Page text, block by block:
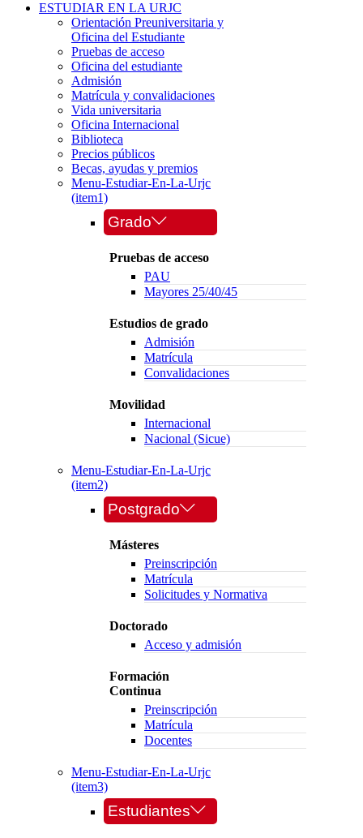
ESTUDIAR EN LA URJC
Orientación Preuniversitaria y
Oficina del Estudiante
Pruebas de acceso
Oficina del estudiante
Admisión
Matrícula y convalidaciones
Vida universitaria
Oficina Internacional
Biblioteca
Precios públicos
Becas, ayudas y premios
Menu-Estudiar-En-La-Urjc
(item1)
Grado
Pruebas de acceso
PAU
Mayores 25/40/45
Estudios de grado
Admisión
Matrícula
Convalidaciones
Movilidad
Internacional
Nacional (Sicue)
Menu-Estudiar-En-La-Urjc
(item2)
Postgrado
Másteres
Preinscripción
Matrícula
Solicitudes y Normativa
Doctorado
Acceso y admisión
Formación
Continua
Preinscripción
Matrícula
Docentes
Menu-Estudiar-En-La-Urjc
(item3)
Estudiantes